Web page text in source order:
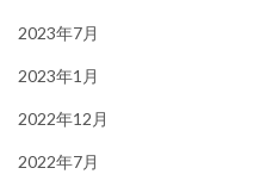
2023年7月
2023年1月
2022年12月
2022年7月